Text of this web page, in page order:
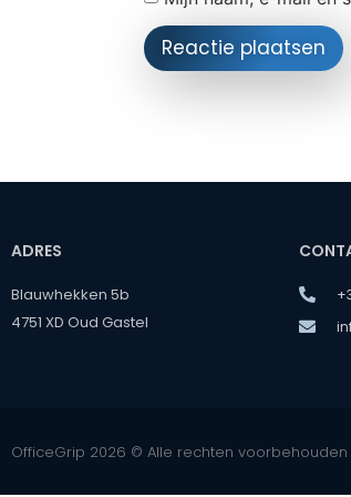
ADRES
Blauwhekken 5b
4751 XD Oud Gastel
OfficeGrip 2026 © Alle rechten voorbehouden